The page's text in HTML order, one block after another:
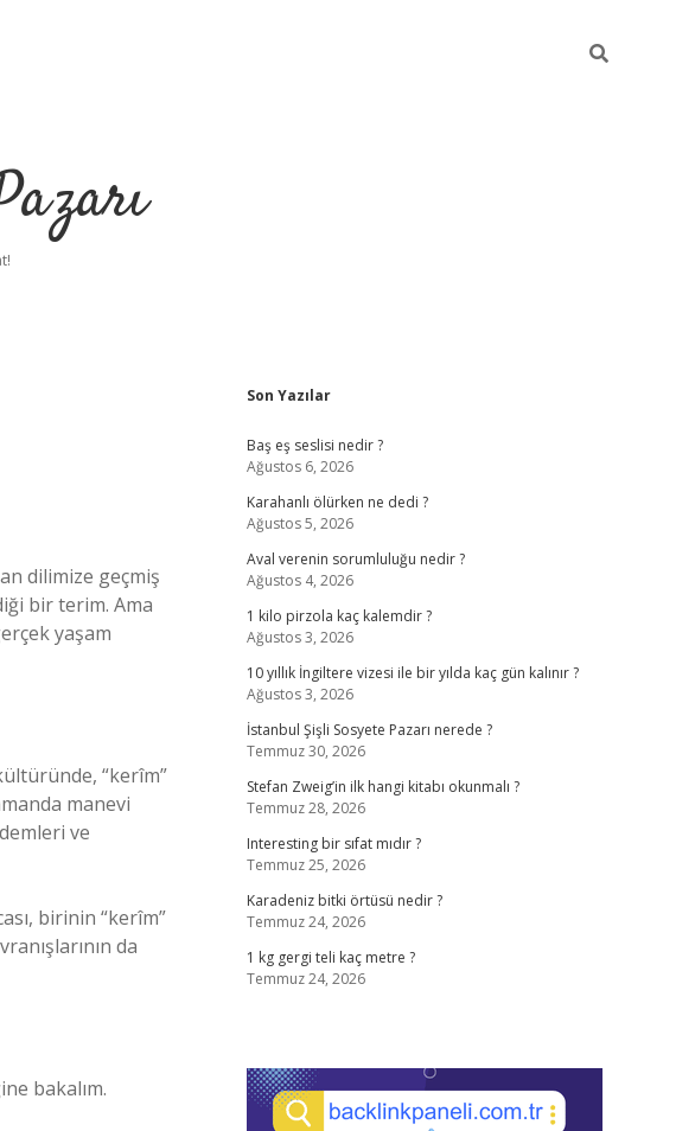
dilimize geçmiş
bir terim. Ama
yaşam
“kerîm”
manevi
ve
birinin “kerîm”
da
bakalım.
Sidebar
Son Yazılar
Baş eş seslisi nedir ?
Ağustos 6, 2026
Karahanlı ölürken ne dedi ?
Ağustos 5, 2026
Aval verenin sorumluluğu nedir ?
Ağustos 4, 2026
1 kilo pirzola kaç kalemdir ?
Ağustos 3, 2026
10 yıllık İngiltere vizesi ile bir yılda kaç gün kalınır ?
Ağustos 3, 2026
İstanbul Şişli Sosyete Pazarı nerede ?
Temmuz 30, 2026
Stefan Zweig’in ilk hangi kitabı okunmalı ?
Temmuz 28, 2026
Interesting bir sıfat mıdır ?
Temmuz 25, 2026
Karadeniz bitki örtüsü nedir ?
Temmuz 24, 2026
1 kg gergi teli kaç metre ?
Temmuz 24, 2026